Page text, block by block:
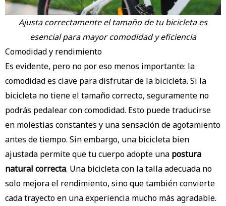
Ajusta correctamente el tamaño de tu bicicleta es
esencial para mayor comodidad y eficiencia
Comodidad y rendimiento
Es evidente, pero no por eso menos importante: la
comodidad es clave para disfrutar de la bicicleta. Si la
bicicleta no tiene el tamaño correcto, seguramente no
podrás pedalear con comodidad. Esto puede traducirse
en molestias constantes y una sensación de agotamiento
antes de tiempo. Sin embargo, una bicicleta bien
ajustada permite que tu cuerpo adopte una postura
natural correcta. Una bicicleta con la talla adecuada no
solo mejora el rendimiento, sino que también convierte
cada trayecto en una experiencia mucho más agradable.